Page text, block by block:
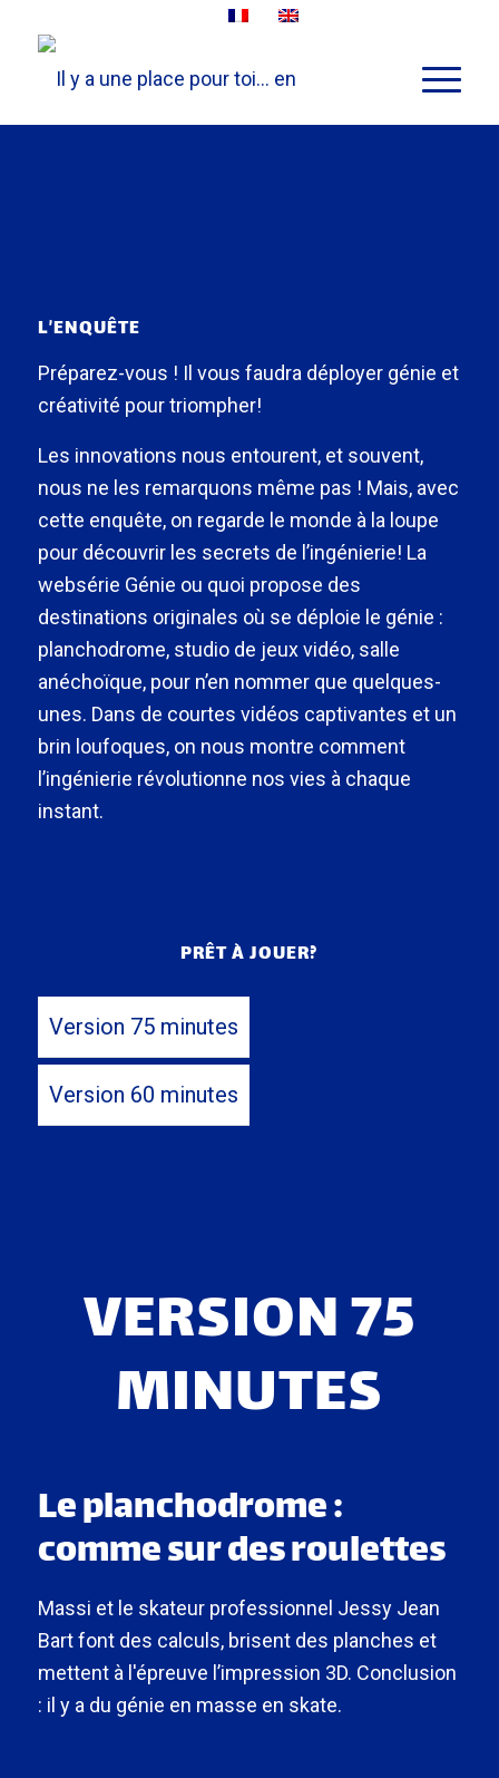
L’ENQUÊTE
Préparez-vous ! Il vous faudra déployer génie et
créativité pour triompher!
Les innovations nous entourent, et souvent,
nous ne les remarquons même pas ! Mais, avec
cette enquête, on regarde le monde à la loupe
pour découvrir les secrets de l’ingénierie! La
websérie Génie ou quoi propose des
destinations originales où se déploie le génie :
planchodrome, studio de jeux vidéo, salle
anéchoïque, pour n’en nommer que quelques-
unes. Dans de courtes vidéos captivantes et un
brin loufoques, on nous montre comment
l’ingénierie révolutionne nos vies à chaque
instant.
PRÊT À JOUER?
Version 75 minutes
Version 60 minutes
VERSION 75
MINUTES
Le planchodrome :
comme sur des roulettes
Massi et le skateur professionnel Jessy Jean
Bart font des calculs, brisent des planches et
mettent à l'épreuve l’impression 3D. Conclusion
: il y a du génie en masse en skate.